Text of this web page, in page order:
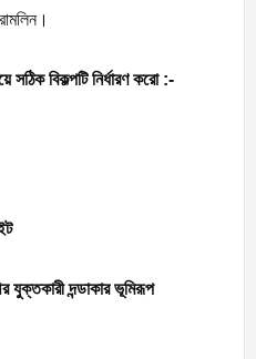
সঠিক বিকল্পটি নির্ধারণ করো :-
যুক্তকারী দন্ডাকার ভূমিরূপ